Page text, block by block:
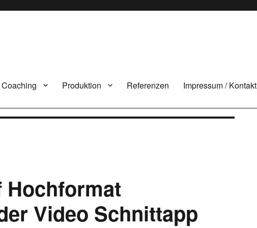
Coaching Produktion Referenzen Impressum / Kontakt
Hochformat
Video Schnittapp